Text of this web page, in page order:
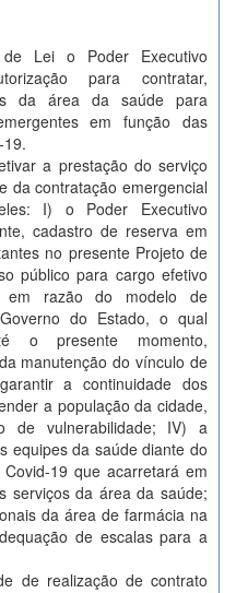
Lei o Poder Executivo
para contratar,
da área da saúde para
em função das
a prestação do serviço
da contratação emergencial
I) o Poder Executivo
cadastro de reserva em
no presente Projeto de
público para cargo efetivo
razão do modelo de
do Estado, o qual
o presente momento,
manutenção do vínculo de
a continuidade dos
a população da cidade,
de vulnerabilidade; IV) a
equipes da saúde diante do
19 que acarretará em
serviços da área da saúde;
da área de farmácia na
de escalas para a
de realização de contrato